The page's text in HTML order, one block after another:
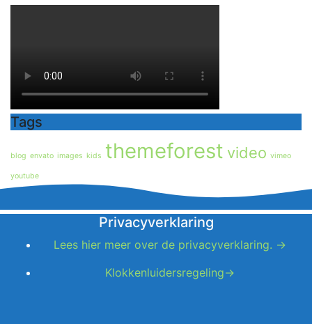
Tags
blog envato images kids themeforest video vimeo
youtube
Privacyverklaring
Lees hier meer over de privacyverklaring. →
Klokkenluidersregeling→